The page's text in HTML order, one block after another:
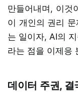
만들어내며, 이것
이 개인의 권리
는 일이자, AI의
라는 점을 이제응
데이터 주권, 결